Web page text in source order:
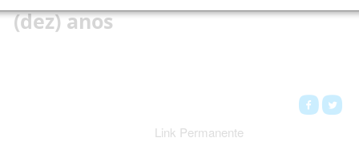
(dez) anos
Link Permanente